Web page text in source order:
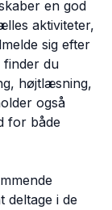
en god
aktiviteter,
sig efter
finder du
højtlæsning,
også
for både
deltage i de